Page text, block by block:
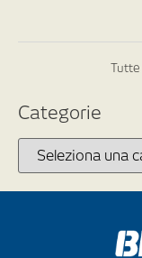
Tutte
Categorie